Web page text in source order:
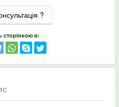
?
сторінкою в: